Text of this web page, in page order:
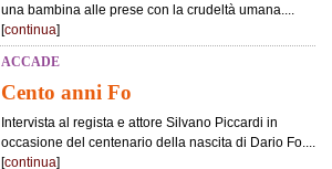
una bambina alle prese con la crudeltà umana....
[continua]
ACCADE
Cento anni Fo
Intervista al regista e attore Silvano Piccardi in
occasione del centenario della nascita di Dario Fo....
[continua]